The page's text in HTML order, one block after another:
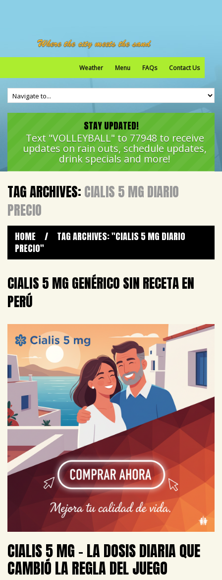
Weather Menu FAQs Contact Us
STAY UPDATED!
Text "VOLLEYBALL" to 77948 to receive
updates on rain outs, schedule updates,
drink specials and more!
TAG ARCHIVES: CIALIS 5 MG DIARIO
PRECIO
HOME /
TAG ARCHIVES: "CIALIS 5 MG DIARIO
PRECIO"
CIALIS 5 MG GENÉRICO SIN RECETA EN
PERÚ
CIALIS 5 MG – LA DOSIS DIARIA QUE
CAMBIÓ LA REGLA DEL JUEGO